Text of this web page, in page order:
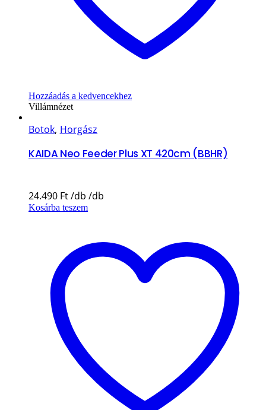
Hozzáadás a kedvencekhez
Villámnézet
Botok, Horgász
KAIDA Neo Feeder Plus XT 420cm (BBHR)
24.490 Ft
Kosárba teszem